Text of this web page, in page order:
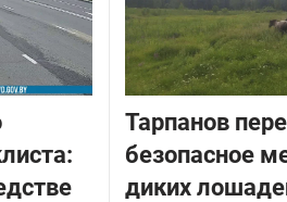
Тарпанов
безопасное
диких